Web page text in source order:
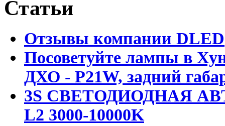
Статьи
Отзывы компании DLED
Посоветуйте лампы в
ДХО - P21W, задний
3S СВЕТОДИОДНАЯ
L2 3000-10000K